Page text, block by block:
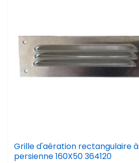
Grille d'aération rectangulaire à
persienne 160X50 364120